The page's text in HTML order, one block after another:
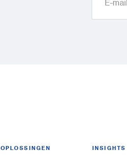
OPLOSSINGEN INSIGHTS